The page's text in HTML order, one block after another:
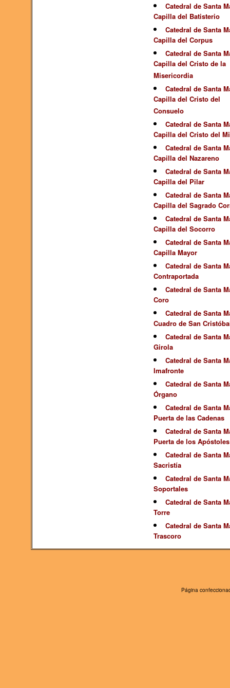
Catedral de Santa
Capilla del Batisterio
Catedral de Santa
Capilla del Corpus
Catedral de Santa
Capilla del Cristo de la
Misericordia
Catedral de Santa
Capilla del Cristo del
Consuelo
Catedral de Santa
Capilla del Cristo del
Catedral de Santa
Capilla del Nazareno
Catedral de Santa
Capilla del Pilar
Catedral de Santa
Capilla del Sagrado
Catedral de Santa
Capilla del Socorro
Catedral de Santa
Capilla Mayor
Catedral de Santa
Contraportada
Catedral de Santa
Coro
Catedral de Santa
Cuadro de San
Catedral de Santa
Girola
Catedral de Santa
Imafronte
Catedral de Santa
Órgano
Catedral de Santa
Puerta de las Cadenas
Catedral de Santa
Puerta de los Apóstoles
Catedral de Santa
Sacristía
Catedral de Santa
Soportales
Catedral de Santa
Torre
Catedral de Santa
Trascoro
Página